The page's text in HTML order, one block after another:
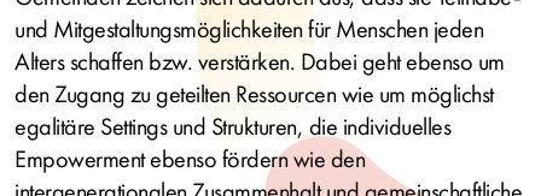
und Mitgestaltungsmöglichkeiten für Menschen jeden
Alters schaffen bzw. verstärken. Dabei geht ebenso um
den Zugang zu geteilten Ressourcen wie um möglichst
egalitäre Settings und Strukturen, die individuelles
Empowerment ebenso fördern wie den